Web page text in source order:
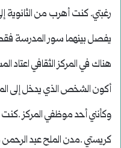
رغبتي. كنت أهرب من الثانوية
يفصل بينهما سور المدرسة
هناك في المركز الثقافي اعتاد
أكون الشخص الذي يدخل إلى
وكأنني أحد موظفي المركز .كنت
كريستي .مدن الملح عبد